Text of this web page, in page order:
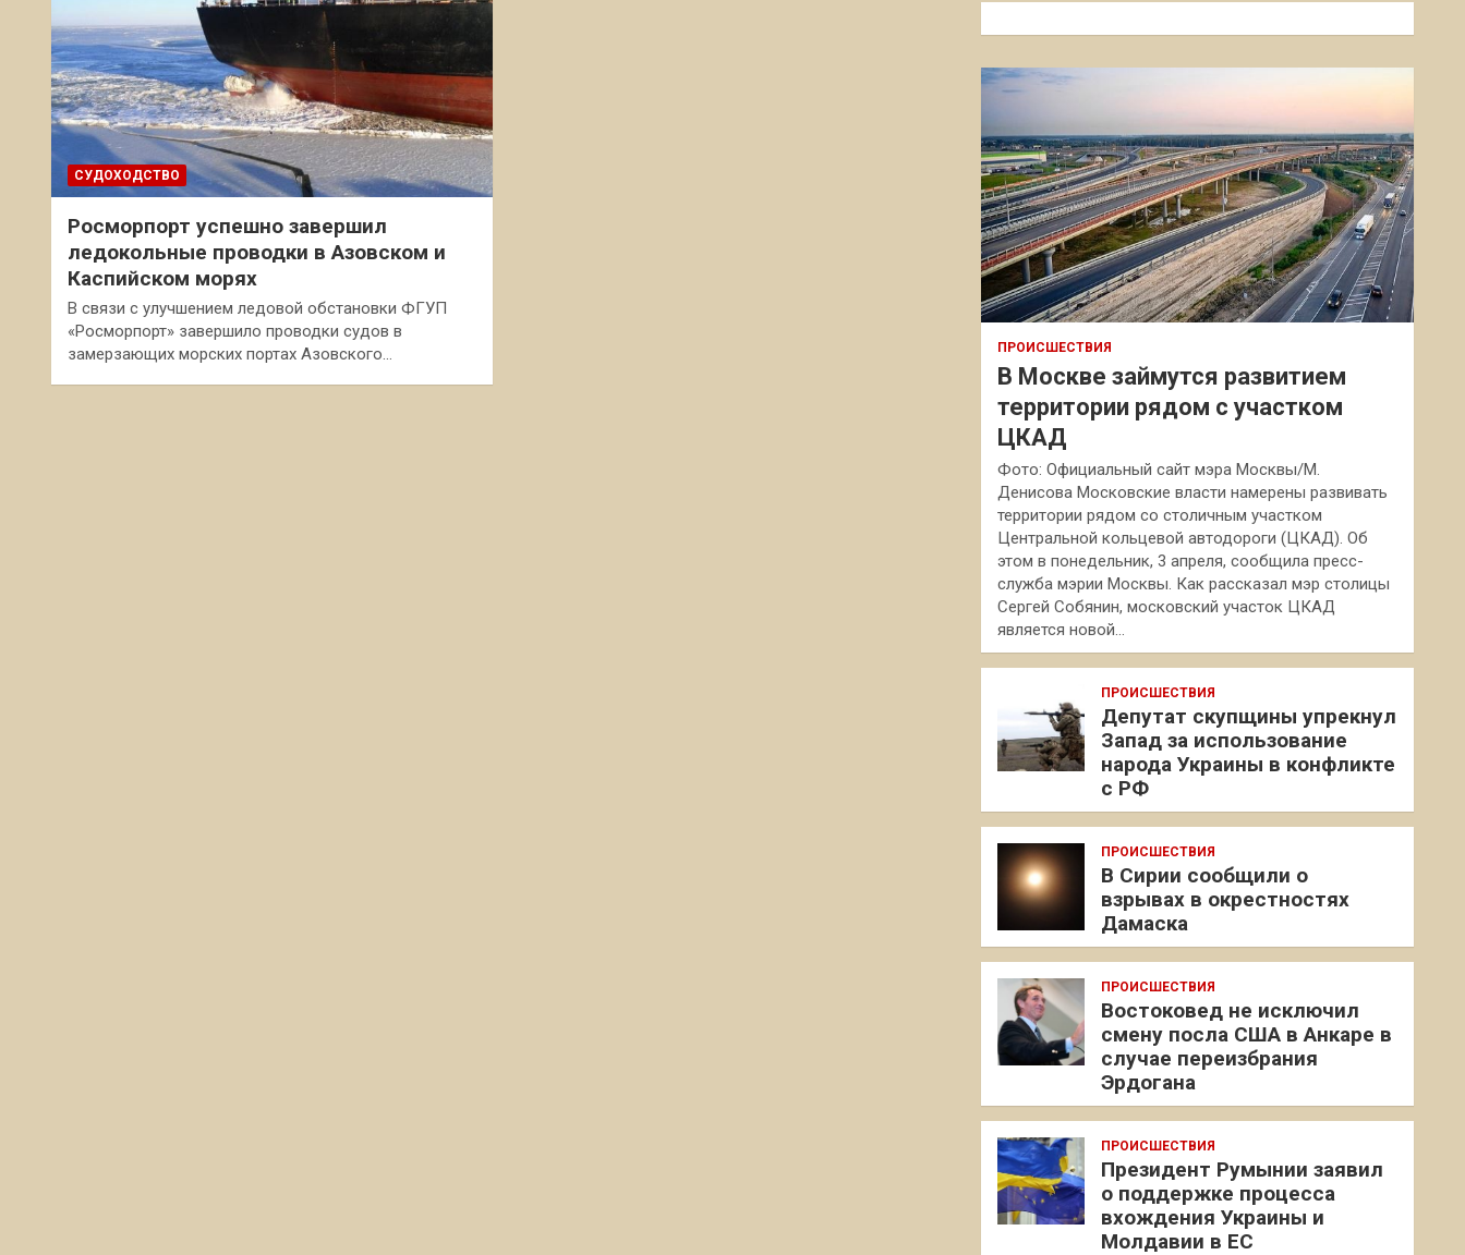
СУДОХОДСТВО
Росморпорт успешно завершил
ледокольные проводки в Азовском и
Каспийском морях
В связи с улучшением ледовой обстановки ФГУП
«Росморпорт» завершило проводки судов в
замерзающих морских портах Азовского…
к
ПРОИСШЕСТВИЯ
В Москве займутся развитием
территории рядом с участком
ЦКАД
Фото: Официальный сайт мэра Москвы/М.
Денисова Московские власти намерены развивать
территории рядом со столичным участком
Центральной кольцевой автодороги (ЦКАД). Об
этом в понедельник, 3 апреля, сообщила пресс-
служба мэрии Москвы. Как рассказал мэр столицы
Сергей Собянин, московский участок ЦКАД
является новой…
ПРОИСШЕСТВИЯ
Депутат скупщины упрекнул
Запад за использование
народа Украины в конфликте
с РФ
ПРОИСШЕСТВИЯ
В Сирии сообщили о
взрывах в окрестностях
Дамаска
ПРОИСШЕСТВИЯ
Востоковед не исключил
смену посла США в Анкаре в
случае переизбрания
Эрдогана
ПРОИСШЕСТВИЯ
Президент Румынии заявил
о поддержке процесса
вхождения Украины и
Молдавии в ЕС